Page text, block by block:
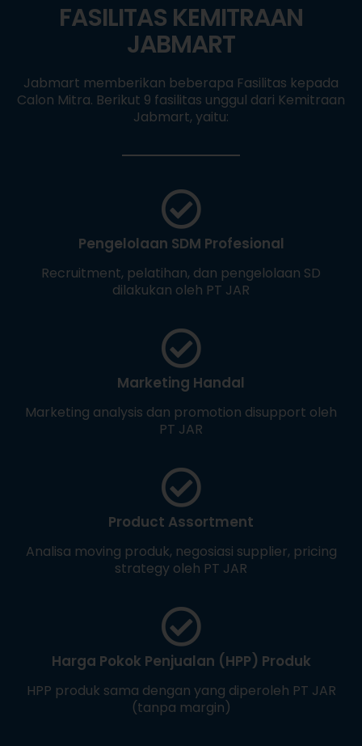
FASILITAS KEMITRAAN
JABMART
Jabmart memberikan beberapa Fasilitas kepada
Calon Mitra. Berikut 9 fasilitas unggul dari Kemitraan
Jabmart, yaitu:
Pengelolaan SDM Profesional
Recruitment, pelatihan, dan pengelolaan SD
dilakukan oleh PT JAR
Marketing Handal
Marketing analysis dan promotion disupport oleh
PT JAR
Product Assortment
Analisa moving produk, negosiasi supplier, pricing
strategy oleh PT JAR
Harga Pokok Penjualan (HPP) Produk
HPP produk sama dengan yang diperoleh PT JAR
(tanpa margin)